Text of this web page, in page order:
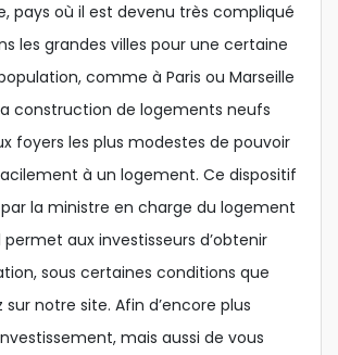
pays où il est devenu très compliqué
les grandes villes pour une certaine
comme à Paris ou Marseille
construction de logements neufs
foyers les plus modestes de pouvoir
à un logement. Ce dispositif
la ministre en charge du logement
permet aux investisseurs d’obtenir
sous certaines conditions que
notre site. Afin d’encore plus
mais aussi de vous